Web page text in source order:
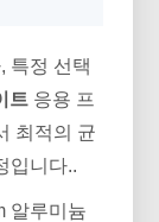
특정 선택
트 응용 프
최적의 균
입니다..
알루미늄